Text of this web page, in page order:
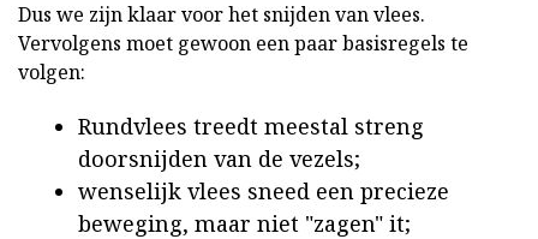
Dus we zijn klaar voor het snijden van vlees.
Vervolgens moet gewoon een paar basisregels te
volgen:
Rundvlees treedt meestal streng
doorsnijden van de vezels;
wenselijk vlees sneed een precieze
beweging, maar niet "zagen" it;